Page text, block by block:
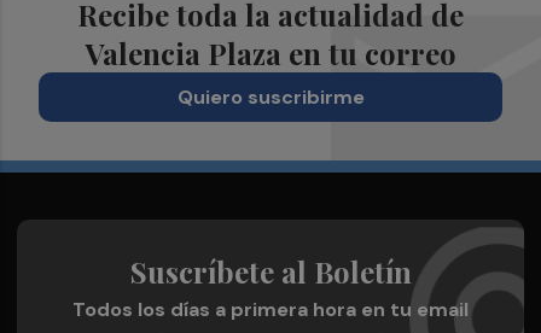
Recibe toda la actualidad de
Valencia Plaza en tu correo
Quiero suscribirme
Suscríbete al Boletín
Todos los días a primera hora en tu email